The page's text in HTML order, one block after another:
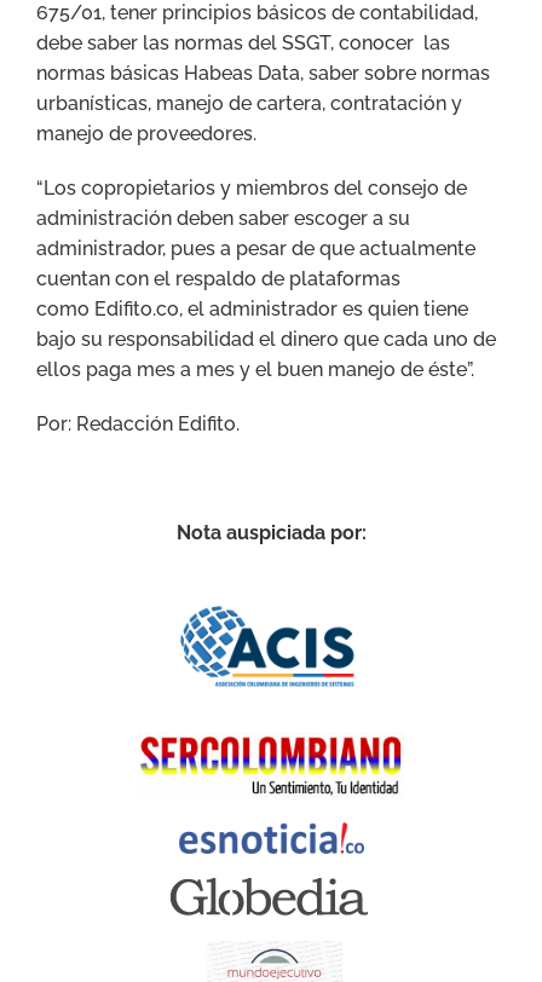
675/01, tener principios básicos de contabilidad,
debe saber las normas del SSGT, conocer las
normas básicas Habeas Data, saber sobre normas
urbanísticas, manejo de cartera, contratación y
manejo de proveedores.
“Los copropietarios y miembros del consejo de
administración deben saber escoger a su
administrador, pues a pesar de que actualmente
cuentan con el respaldo de plataformas
como Edifito.co, el administrador es quien tiene
bajo su responsabilidad el dinero que cada uno de
ellos paga mes a mes y el buen manejo de éste”.
Por: Redacción Edifito.
Nota auspiciada por: